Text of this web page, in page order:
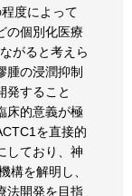
度によって
の個別化医療
がると考えら
腫の浸潤抑制
発すること
床的意義が極
を直接的
しており、神
構を解明し、
法開発を目指